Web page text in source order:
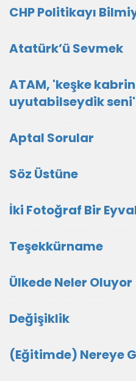
CHP Politikayı
Atatürk’ü Sevmek
ATAM, 'keşke
uyutabilseydik seni'
Aptal Sorular
Söz Üstüne
İki Fotoğraf Bir
Teşekkürname
Ülkede Neler Oluyor
Değişiklik
(Eğitimde) Nereye